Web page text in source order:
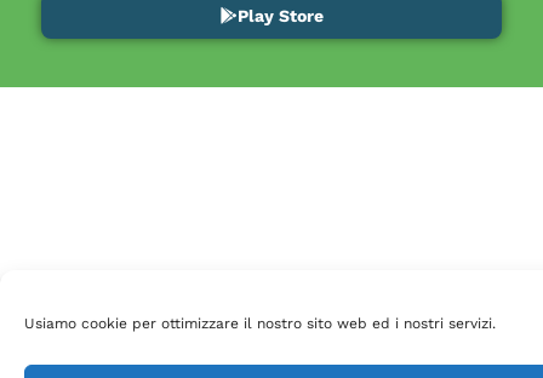
Usiamo cookie per ottimizzare il nostro sito web ed i nostri servizi.
Play Store